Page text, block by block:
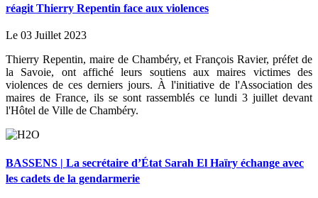
réagit Thierry Repentin face aux violences
Le 03 Juillet 2023
Thierry Repentin, maire de Chambéry, et François Ravier, préfet de
la Savoie, ont affiché leurs soutiens aux maires victimes des
violences de ces derniers jours. À l'initiative de l'Association des
maires de France, ils se sont rassemblés ce lundi 3 juillet devant
l'Hôtel de Ville de Chambéry.
BASSENS | La secrétaire d’État Sarah El Haïry échange avec
les cadets de la gendarmerie